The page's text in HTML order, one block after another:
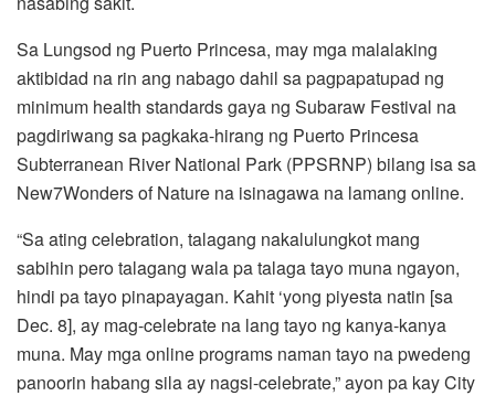
Sa Lungsod ng Puerto Princesa, may mga malalaking
aktibidad na rin ang nabago dahil sa pagpapatupad ng
minimum health standards gaya ng Subaraw Festival na
pagdiriwang sa pagkaka-hirang ng Puerto Princesa
Subterranean River National Park (PPSRNP) bilang isa sa
New7Wonders of Nature na isinagawa na lamang online.
“Sa ating celebration, talagang nakalulungkot mang
sabihin pero talagang wala pa talaga tayo muna ngayon,
hindi pa tayo pinapayagan. Kahit ‘yong piyesta natin [sa
Dec. 8], ay mag-celebrate na lang tayo ng kanya-kanya
muna. May mga online programs naman tayo na pwedeng
panoorin habang sila ay nagsi-celebrate,” ayon pa kay City